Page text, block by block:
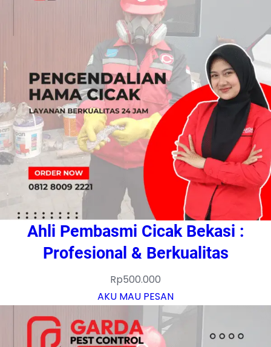
Ahli Pembasmi Cicak Bekasi :
Profesional & Berkualitas
Rp500.000
AKU MAU PESAN